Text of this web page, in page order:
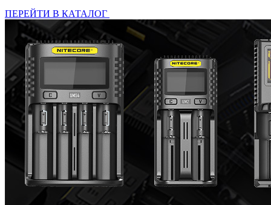
ПЕРЕЙТИ В КАТАЛОГ